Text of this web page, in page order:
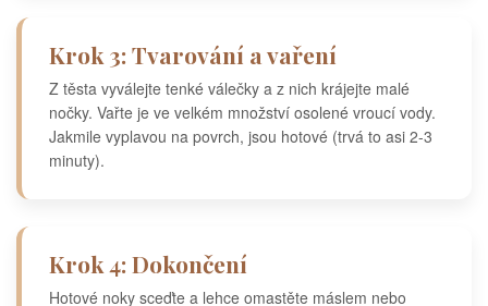
Krok 3: Tvarování a vaření
Z těsta vyválejte tenké válečky a z nich krájejte malé
nočky. Vařte je ve velkém množství osolené vroucí vody.
Jakmile vyplavou na povrch, jsou hotové (trvá to asi 2-3
minuty).
Krok 4: Dokončení
Hotové noky sceďte a lehce omastěte máslem nebo